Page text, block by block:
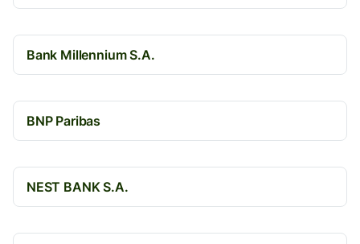
Bank Millennium S.A.
BNP Paribas
NEST BANK S.A.